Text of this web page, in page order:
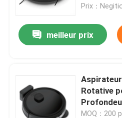
Prix：
meilleur prix
Rotative
MOQ：200